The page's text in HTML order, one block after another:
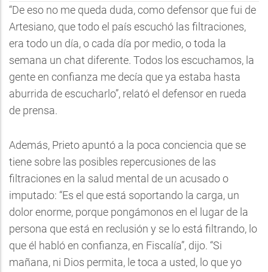
“De eso no me queda duda, como defensor que fui de
Artesiano, que todo el país escuchó las filtraciones,
era todo un día, o cada día por medio, o toda la
semana un chat diferente. Todos los escuchamos, la
gente en confianza me decía que ya estaba hasta
aburrida de escucharlo”, relató el defensor en rueda
de prensa.
Además, Prieto apuntó a la poca conciencia que se
tiene sobre las posibles repercusiones de las
filtraciones en la salud mental de un acusado o
imputado: “Es el que está soportando la carga, un
dolor enorme, porque pongámonos en el lugar de la
persona que está en reclusión y se lo está filtrando, lo
que él habló en confianza, en Fiscalía”, dijo. “Si
mañana, ni Dios permita, le toca a usted, lo que yo